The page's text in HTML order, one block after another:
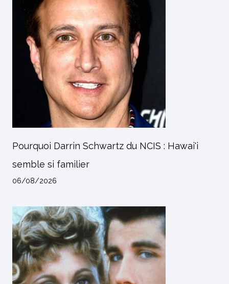
Pourquoi Darrin Schwartz du NCIS : Hawai'i
semble si familier
06/08/2026